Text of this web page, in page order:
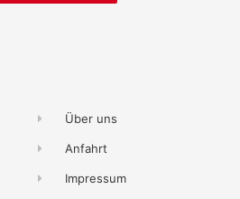
Über uns
Anfahrt
Impressum